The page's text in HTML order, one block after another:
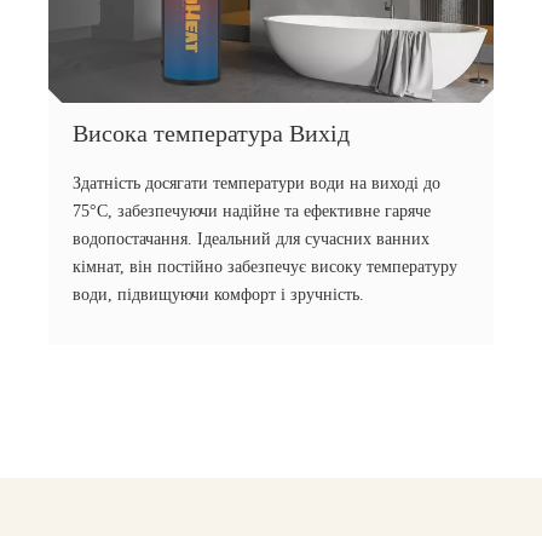
Висока температура Вихід
Здатність досягати температури води на виході до
75°C, забезпечуючи надійне та ефективне гаряче
водопостачання. Ідеальний для сучасних ванних
кімнат, він постійно забезпечує високу температуру
води, підвищуючи комфорт і зручність.